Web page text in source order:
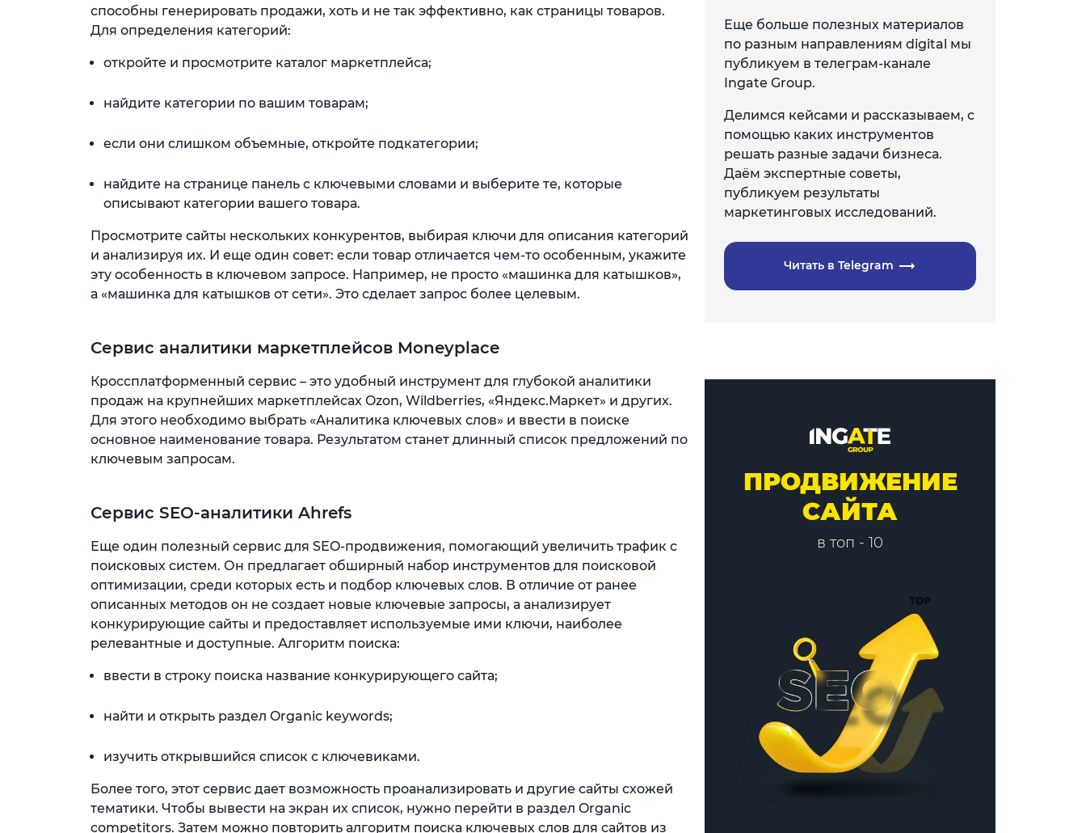
способны генерировать продажи, хоть и не так эффективно, как страницы товаров.
Для определения категорий:
откройте и просмотрите каталог маркетплейса;
найдите категории по вашим товарам;
если они слишком объемные, откройте подкатегории;
найдите на странице панель с ключевыми словами и выберите те, которые
описывают категории вашего товара.
Просмотрите сайты нескольких конкурентов, выбирая ключи для описания категорий
и анализируя их. И еще один совет: если товар отличается чем-то особенным, укажите
эту особенность в ключевом запросе. Например, не просто «машинка для катышков»,
а «машинка для катышков от сети». Это сделает запрос более целевым.
Сервис аналитики маркетплейсов Moneyplace
Кроссплатформенный сервис – это удобный инструмент для глубокой аналитики
продаж на крупнейших маркетплейсах Ozon, Wildberries, «Яндекс.Маркет» и других.
Для этого необходимо выбрать «Аналитика ключевых слов» и ввести в поиске
основное наименование товара. Результатом станет длинный список предложений по
ключевым запросам.
Сервис SEO-аналитики Ahrefs
Еще один полезный сервис для SEO-продвижения, помогающий увеличить трафик с
поисковых систем. Он предлагает обширный набор инструментов для поисковой
оптимизации, среди которых есть и подбор ключевых слов. В отличие от ранее
описанных методов он не создает новые ключевые запросы, а анализирует
конкурирующие сайты и предоставляет используемые ими ключи, наиболее
релевантные и доступные. Алгоритм поиска:
ввести в строку поиска название конкурирующего сайта;
найти и открыть раздел Organic keywords;
изучить открывшийся список с ключевиками.
Более того, этот сервис дает возможность проанализировать и другие сайты схожей
тематики. Чтобы вывести на экран их список, нужно перейти в раздел Organic
competitors. Затем можно повторить алгоритм поиска ключевых слов для сайтов из
Еще больше полезных материалов
по разным направлениям digital мы
публикуем в телеграм-канале
Ingate Group.
Делимся кейсами и рассказываем, с
помощью каких инструментов
решать разные задачи бизнеса.
Даём экспертные советы,
публикуем результаты
маркетинговых исследований.
Читать в Telegram
ПРОДВИЖЕНИЕ
САЙТА
в топ - 10